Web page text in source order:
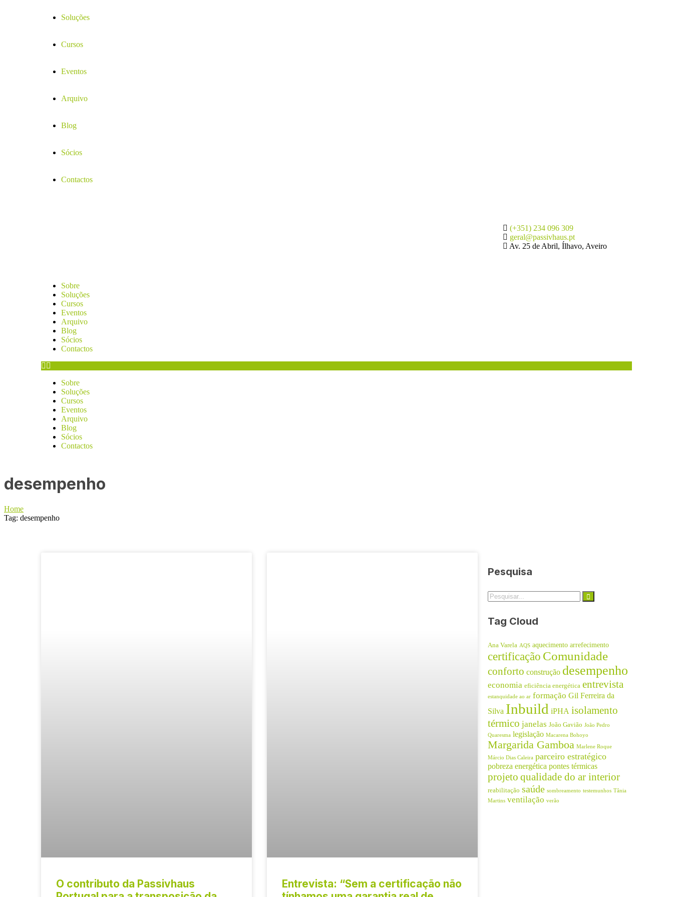
Soluções
Cursos
Eventos
Arquivo
Blog
Sócios
Contactos
(+351) 234 096 309
geral@passivhaus.pt
Av. 25 de Abril, Ílhavo, Aveiro
Sobre
Soluções
Cursos
Eventos
Arquivo
Blog
Sócios
Contactos
Sobre
Soluções
Cursos
Eventos
Arquivo
Blog
Sócios
Contactos
desempenho
Home
Tag: desempenho
O contributo da Passivhaus
Entrevista: “Sem a certificação não
Pesquisa
Tag Cloud
Ana Varela AQS aquecimento arrefecimento
certificação Comunidade
conforto construção desempenho
economia eficiência energética entrevista
estanquidade ao ar formação Gil Ferreira da
Silva Inbuild iPHA isolamento
térmico janelas João Gavião João Pedro
Quaresma legislação Macarena Bohoyo
Margarida Gamboa Marlene Roque
Márcio Dias Caleira parceiro estratégico
pobreza energética pontes térmicas
projeto qualidade do ar interior
reabilitação saúde sombreamento testemunhos Tânia
Martins ventilação verão